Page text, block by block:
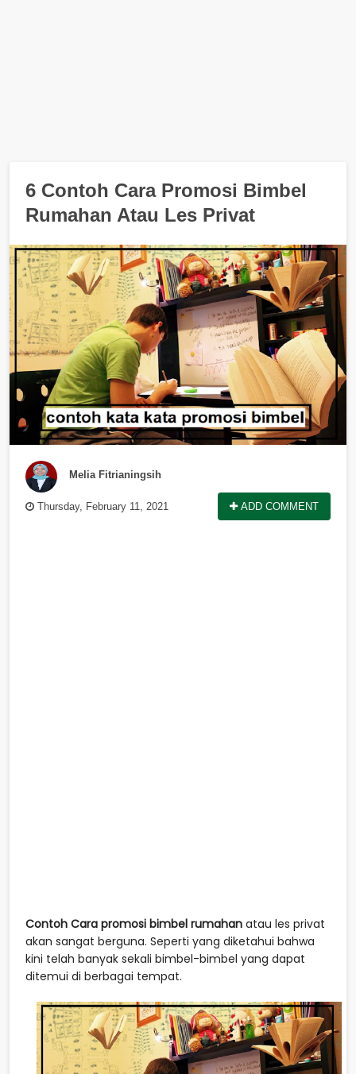
6 Contoh Cara Promosi Bimbel
Rumahan Atau Les Privat
Melia Fitrianingsih
Thursday, February 11, 2021 ADD COMMENT
Contoh Cara promosi bimbel rumahan atau les privat
akan sangat berguna. Seperti yang diketahui bahwa
kini telah banyak sekali bimbel-bimbel yang dapat
ditemui di berbagai tempat.